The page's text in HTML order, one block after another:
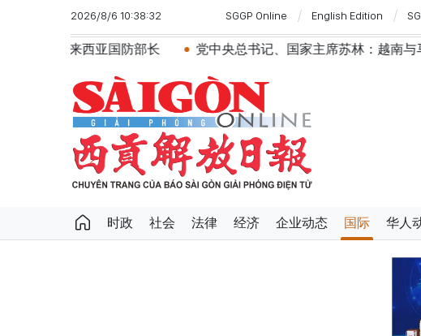
2026/8/6 10:38:32 SGGP Online English Edition
来西亚国防部长 党中央总书记、国家主席苏林：越南与马来西亚
时政 社会 法律 经济 企业动态 国际 华人